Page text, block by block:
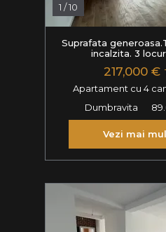
1 /10
Suprafata
incalzita. 3
217,000 €
Apartament cu 4
Dumbravita
Vezi mai